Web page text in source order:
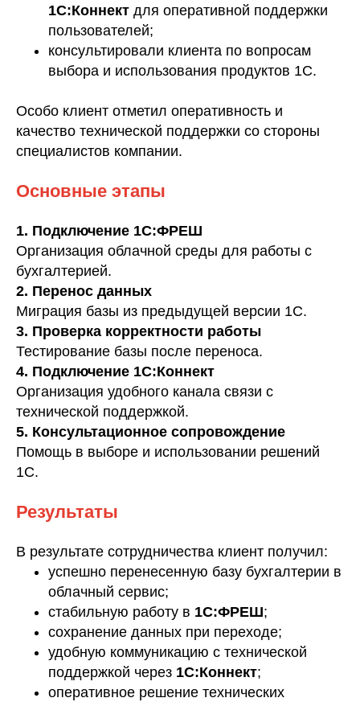
1С:Коннект для оперативной поддержки
пользователей;
консультировали клиента по вопросам
выбора и использования продуктов 1С.
Особо клиент отметил оперативность и
качество технической поддержки со стороны
специалистов компании.
Основные этапы
1. Подключение 1С:ФРЕШ
Организация облачной среды для работы с
бухгалтерией.
2. Перенос данных
Миграция базы из предыдущей версии 1С.
3. Проверка корректности работы
Тестирование базы после переноса.
4. Подключение 1С:Коннект
Организация удобного канала связи с
технической поддержкой.
5. Консультационное сопровождение
Помощь в выборе и использовании решений
1С.
Результаты
В результате сотрудничества клиент получил:
успешно перенесенную базу бухгалтерии в
облачный сервис;
стабильную работу в 1С:ФРЕШ;
сохранение данных при переходе;
удобную коммуникацию с технической
поддержкой через 1С:Коннект;
оперативное решение технических